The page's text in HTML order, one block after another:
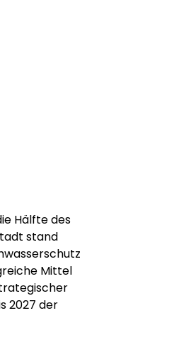
Hälfte des
stand
Mittel
2027 der